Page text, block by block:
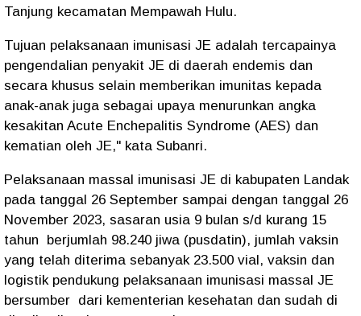
Tanjung kecamatan Mempawah Hulu.
Tujuan pelaksanaan imunisasi JE adalah tercapainya
pengendalian penyakit JE di daerah endemis dan
secara khusus selain memberikan imunitas kepada
anak-anak juga sebagai upaya menurunkan angka
kesakitan Acute Enchepalitis Syndrome (AES) dan
kematian oleh JE," kata Subanri.
Pelaksanaan massal imunisasi JE di kabupaten Landak
pada tanggal 26 September sampai dengan tanggal 26
November 2023, sasaran usia 9 bulan s/d kurang 15
tahun berjumlah 98.240 jiwa (pusdatin), jumlah vaksin
yang telah diterima sebanyak 23.500 vial, vaksin dan
logistik pendukung pelaksanaan imunisasi massal JE
bersumber dari kementerian kesehatan dan sudah di